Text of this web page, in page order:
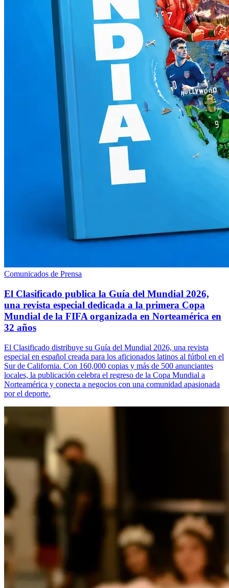
Comunicados de Prensa
El Clasificado publica la Guía del Mundial 2026,
una revista especial dedicada a la primera Copa
Mundial de la FIFA organizada en Norteamérica en
32 años
El Clasificado distribuye su Guía del Mundial 2026, una revista
especial en español creada para los aficionados latinos al fútbol en el
Sur de California. Con 160,000 copias y más de 500 anunciantes
locales, la publicación celebra el regreso de la Copa Mundial a
Norteamérica y conecta a negocios con una comunidad apasionada
por el deporte.